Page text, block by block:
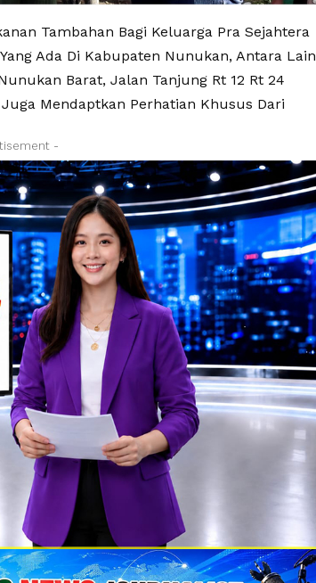
Tambahan Bagi Keluarga Pra Sejahtera
Ada Di Kabupaten Nunukan, Antara Lain
Barat, Jalan Tanjung Rt 12 Rt 24
Mendaptkan Perhatian Khusus Dari
-